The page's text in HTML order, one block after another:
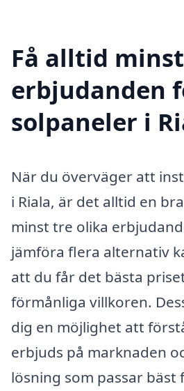
Få alltid
erbjudanden
solpaneler i
När du överväger att
i Riala, är det alltid en
minst tre olika
jämföra flera alternativ
att du får det bästa
förmånliga villkoren.
dig en möjlighet att
erbjuds på marknaden
lösning som passar bäst